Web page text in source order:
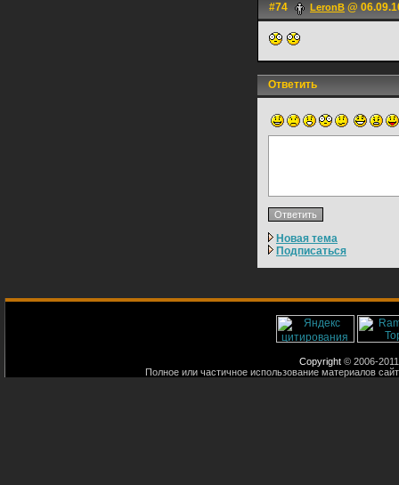
#74 LerоnB @
Ответить
Новая тема
Подписаться
Copyright © 2006-
Полное или частичное использование материалов